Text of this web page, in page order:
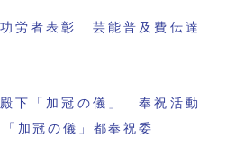
労者表彰 芸能普及費伝達
下「加冠の儀」 奉祝活動
加冠の儀」都奉祝委